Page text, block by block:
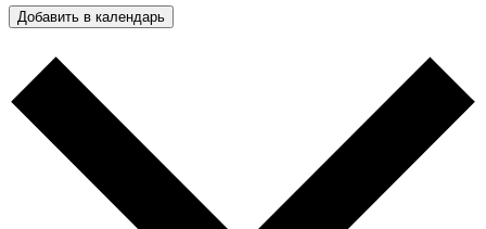
Добавить в календарь